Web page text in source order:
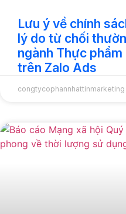
Lưu ý về chính
lý do từ chối
ngành Thực
trên Zalo Ads
congtycophannhattinmarketing